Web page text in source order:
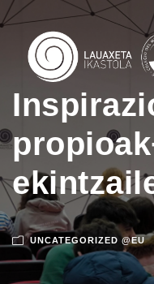
UNCATEGORIZED @EU